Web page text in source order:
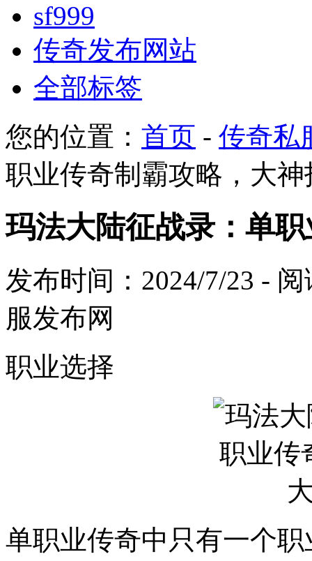
sf999
传奇发布网站
全部标签
您的位置： 首页 - 传奇私
职业传奇制霸攻略，大神
玛法大陆征战录：单
发布时间：2024/7/23 -
服发布网
职业选择
单职业传奇中只有一个